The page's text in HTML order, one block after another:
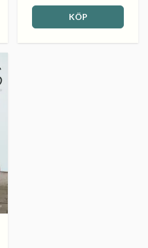
KÖP